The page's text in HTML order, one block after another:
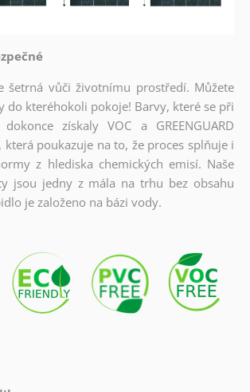
šetrná vůči životnímu prostředí. Můžete
do kteréhokoli pokoje! Barvy, které se při
získaly VOC a GREENGUARD
která poukazuje na to, že proces splňuje i
z hlediska chemických emisí. Naše
jsou jedny z mála na trhu bez obsahu
je založeno na bázi vody.